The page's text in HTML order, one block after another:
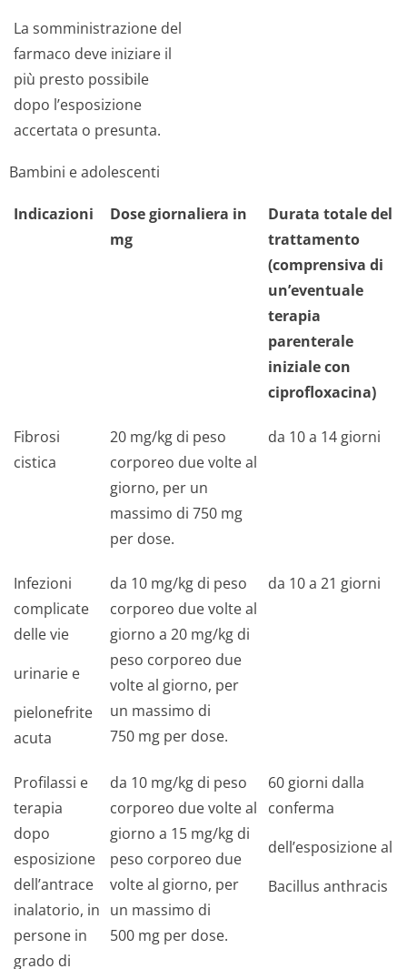
La somministrazione del
farmaco deve iniziare il
più presto possibile
dopo l’esposizione
accertata o presunta.
Bambini e adolescenti
Indicazioni
Dose giornaliera in
mg
Durata totale del
trattamento
(comprensiva di
un’eventuale
terapia
parenterale
iniziale con
ciprofloxacina)
Fibrosi
cistica
20 mg/kg di peso
corporeo due volte al
giorno, per un
massimo di 750 mg
per dose.
da 10 a 14 giorni
Infezioni
complicate
delle vie
urinarie e
pielonefrite
acuta
da 10 mg/kg di peso
corporeo due volte al
giorno a 20 mg/kg di
peso corporeo due
volte al giorno, per
un massimo di
750 mg per dose.
da 10 a 21 giorni
Profilassi e
terapia
dopo
esposizione
dell’antrace
inalatorio, in
persone in
grado di
da 10 mg/kg di peso
corporeo due volte al
giorno a 15 mg/kg di
peso corporeo due
volte al giorno, per
un massimo di
500 mg per dose.
60 giorni dalla
conferma
dell’esposizione al
Bacillus anthracis